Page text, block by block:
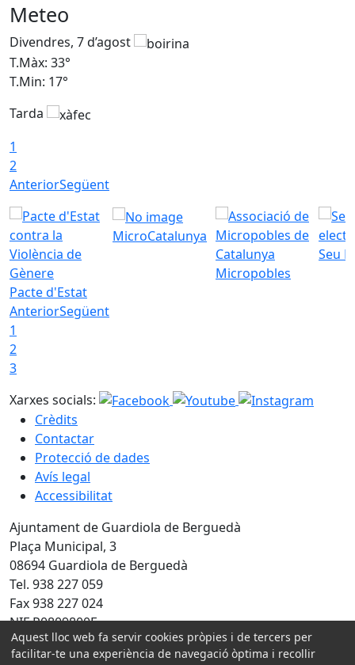
Meteo
Divendres, 7 d’agost
T.Màx: 33°
T.Min: 17°
Tarda
1
2
AnteriorSegüent
Pacte d'Estat
MicroCatalunya
Micropobles
Seu
AnteriorSegüent
1
2
3
Xarxes socials:
Crèdits
Contactar
Protecció de dades
Avís legal
Accessibilitat
Ajuntament de Guardiola de Berguedà
Plaça Municipal, 3
08694 Guardiola de Berguedà
Tel. 938 227 059
Fax 938 227 024
NIF P0809800F
Amb la col·laboració de:
Aquest lloc web fa servir cookies pròpies i de tercers per
facilitar-te una experiència de navegació òptima i recollir